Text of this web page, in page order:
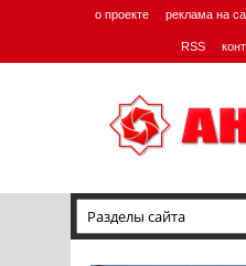
о проекте реклама на
RSS